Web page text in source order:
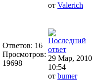
от Valerich
Ответов: 16
Просмотров:
19698
29 Мар, 2010
10:54
от bumer